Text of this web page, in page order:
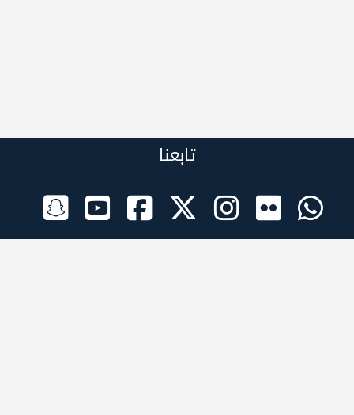
تابعنا